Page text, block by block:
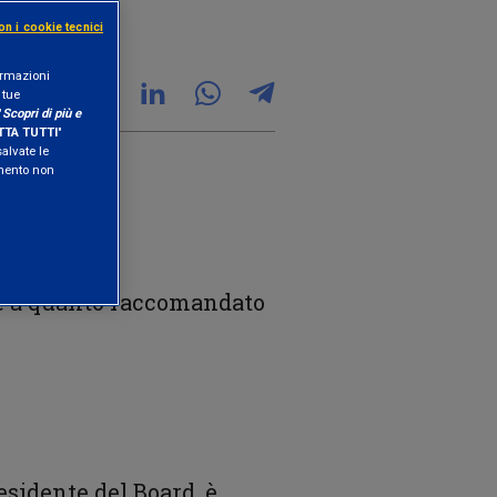
quanto raccomandato
Scopri di più e
TUTTI"
le
non
i cookie tecnici